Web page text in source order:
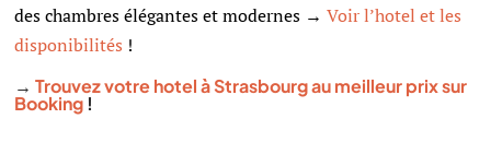
des chambres élégantes et modernes →Voir l’hotel et les
disponibilités !
→Trouvez votre hotel à Strasbourg au meilleur prix sur
Booking !